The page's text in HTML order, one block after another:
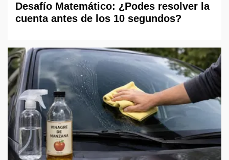
Desafío Matemático: ¿Podes resolver la
cuenta antes de los 10 segundos?